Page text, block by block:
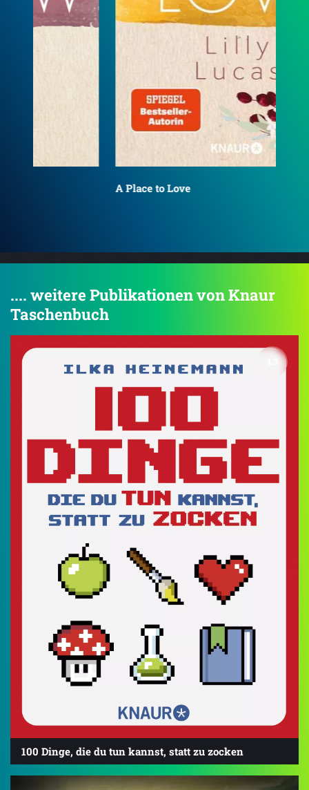
.... weitere Publikationen von Knaur
Taschenbuch
100 Dinge, die du tun kannst, statt zu zocken